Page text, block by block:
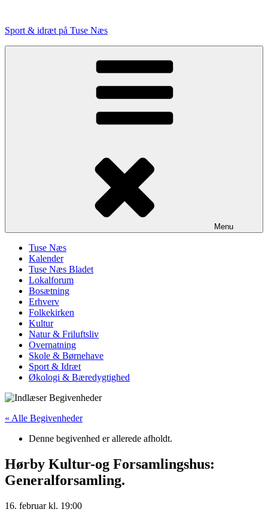
indhold
Sport & idræt på Tuse Næs
Menu
Tuse Næs
Kalender
Tuse Næs Bladet
Lokalforum
Bosætning
Erhverv
Folkekirken
Kultur
Natur & Friluftsliv
Overnatning
Skole & Børnehave
Sport & Idræt
Økologi & Bæredygtighed
« Alle Begivenheder
Denne begivenhed er allerede afholdt.
Hørby Kultur-og Forsamlingshus:
Generalforsamling.
16. februarkl. 19:00